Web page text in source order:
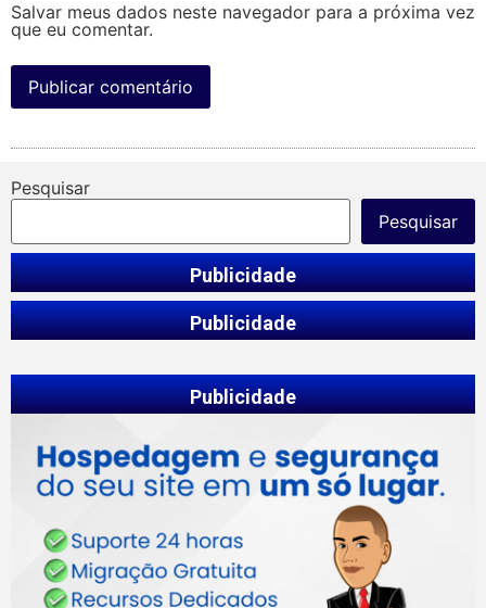
Salvar meus dados neste navegador para a próxima vez
que eu comentar.
Pesquisar
Pesquisar
Publicidade
Publicidade
Publicidade